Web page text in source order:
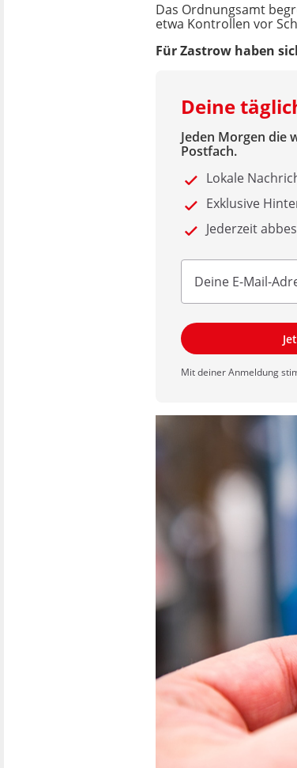
Das Ordnungsamt
etwa Kontrollen vor
Für Zastrow haben
Deine
Jeden Morgen die
Postfach.
Lokale
Exklusive
Jederzeit
Mit deiner Anmeldung